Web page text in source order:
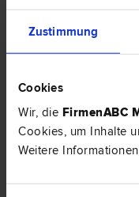
Zustimmung
Cookies
Wir, die FirmenABC
Cookies, um Inhalte
Weitere